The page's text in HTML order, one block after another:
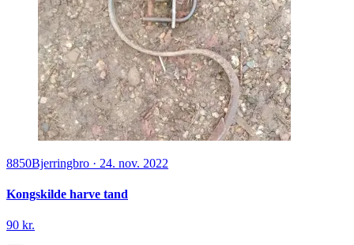
8850Bjerringbro · 24. nov. 2022
Kongskilde harve tand
90 kr.